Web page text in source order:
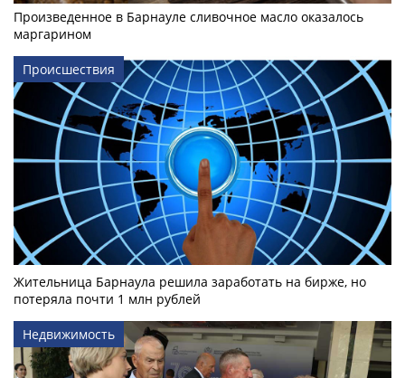
Произведенное в Барнауле сливочное масло оказалось
маргарином
Происшествия
Жительница Барнаула решила заработать на бирже, но
потеряла почти 1 млн рублей
Недвижимость